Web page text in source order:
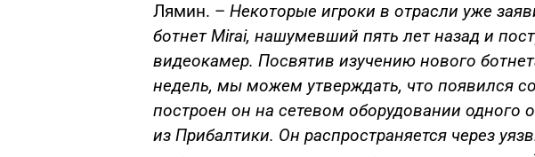
Лямин. – Некоторые игроки в отрасли уже
ботнет Mirai, нашумевший пять лет назад и
видеокамер. Посвятив изучению нового
недель, мы можем утверждать, что появился
построен он на сетевом оборудовании одного
из Прибалтики. Он распространяется через